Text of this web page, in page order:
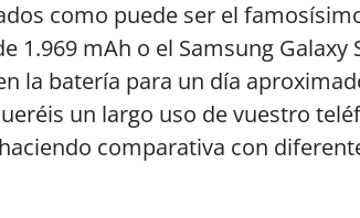
como puede ser el
1.969 mAh o el Samsung Galaxy
la batería para un día
un largo uso de vuestro
comparativa con